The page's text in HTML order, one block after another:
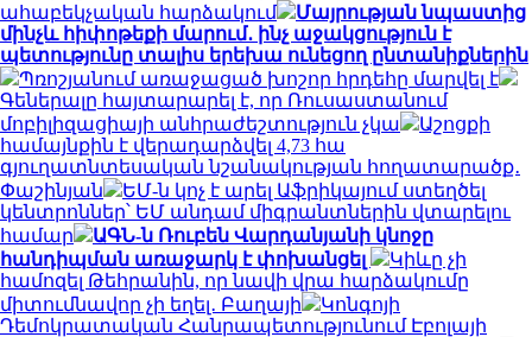
ահաբեկչական հարձակում
Մայրության նպաստից
մինչև հիփոթեքի մարում․ ինչ աջակցություն է
պետությունը տալիս երեխա ունեցող ընտանիքներին
Պռոշյանում առաջացած խոշոր հրդեհը մարվել է
Գեներալը հայտարարել է, որ Ռուսաստանում
մոբիլիզացիայի անհրաժեշտություն չկա
Աշոցքի
համայնքին է վերադարձվել 4,73 հա
գյուղատնտեսական նշանակության հողատարածք․
Փաշինյան
ԵՄ-ն կոչ է արել Աֆրիկայում ստեղծել
կենտրոններ՝ ԵՄ անդամ միգրանտներին վտարելու
համար
ԱԳՆ-ն Ռուբեն Վարդանյանի կնոջը
հանդիպման առաջարկ է փոխանցել
Կիևը չի
համոզել Թեհրանին, որ նավի վրա հարձակումը
միտումնավոր չի եղել․ Բաղայի
Կոնգոյի
Դեմոկրատական ​​Հանրապետությունում Էբոլայի